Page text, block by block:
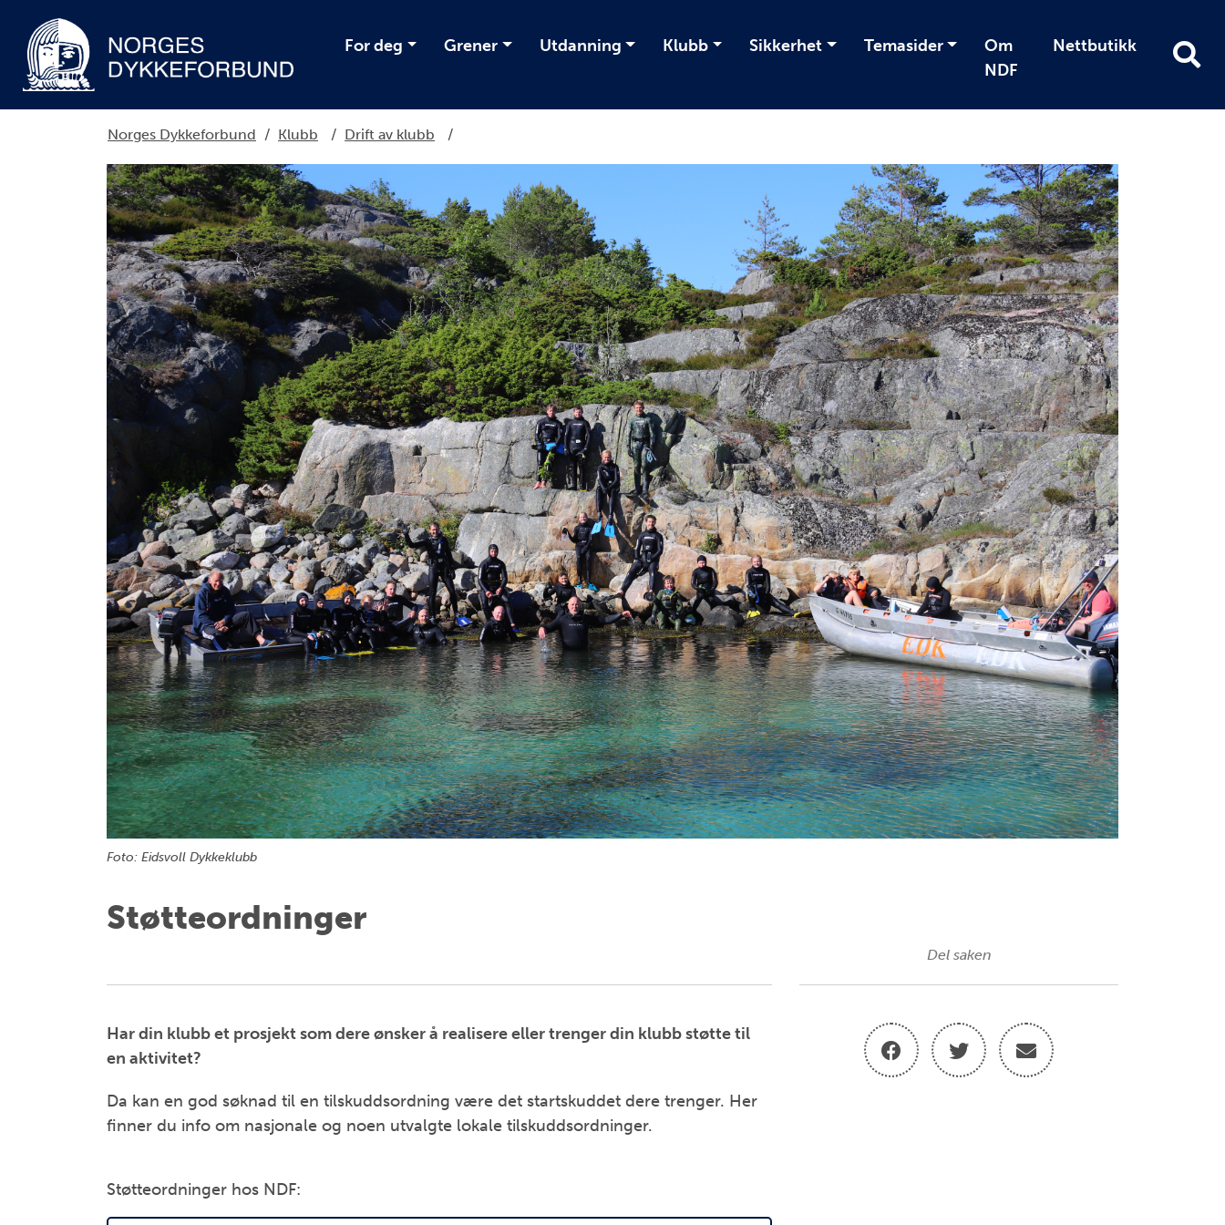
For deg Grener Utdanning Klubb Sikkerhet Temasider
Om
NDF
Nettbutikk
Norges Dykkeforbund / Klubb / Drift av klubb /
Foto: Eidsvoll Dykkeklubb
Støtteordninger
Har din klubb et prosjekt som dere ønsker å realisere eller trenger din klubb støtte til
en aktivitet?
Da kan en god søknad til en tilskuddsordning være det startskuddet dere trenger. Her
finner du info om nasjonale og noen utvalgte lokale tilskuddsordninger.
Støtteordninger hos NDF:
Del saken